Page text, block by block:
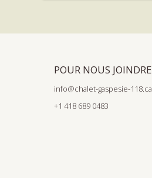
POUR NOUS JOINDRE
info@chalet-gaspesie-118.ca
+1 418 689 0483